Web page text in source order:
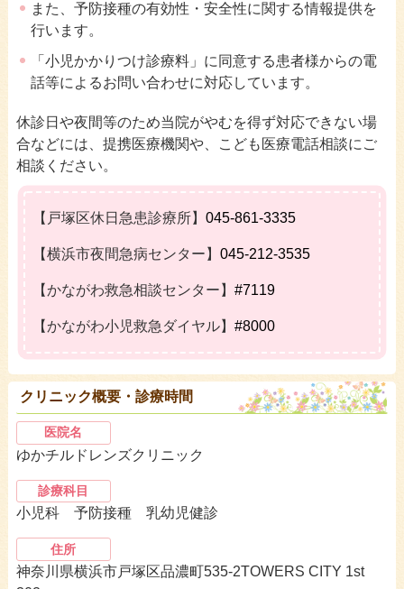
また、予防接種の有効性・安全性に関する情報提供を
行います。
「小児かかりつけ診療料」に同意する患者様からの電
話等によるお問い合わせに対応しています。
休診日や夜間等のため当院がやむを得ず対応できない場
合などには、提携医療機関や、こども医療電話相談にご
相談ください。
【戸塚区休日急患診療所】045-861-3335
【横浜市夜間急病センター】045-212-3535
【かながわ救急相談センター】#7119
【かながわ小児救急ダイヤル】#8000
クリニック概要・診療時間
医院名
ゆかチルドレンズクリニック
診療科目
小児科 予防接種 乳幼児健診
住所
神奈川県横浜市戸塚区品濃町535-2TOWERS CITY 1st